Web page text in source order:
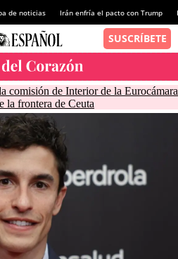
de noticias Irán enfría el pacto con Trump
comisión de Interior de la Eurocámara
la frontera de Ceuta